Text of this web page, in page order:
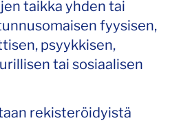
taikka yhden tai
fyysisen,
psyykkisen,
tai sosiaalisen
rekisteröidyistä